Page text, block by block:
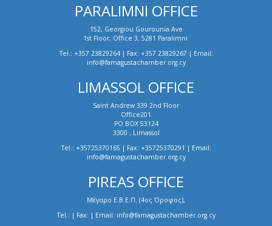
PARALIMNI OFFICE
152, Georgiou Gourounia Ave
1st Floor, Office 3, 5281 Paralimni
Tel.: +357 23829264 | Fax: +357 23829267 | Email:
info@famagustachamber.org.cy
LIMASSOL OFFICE
Saint Andrew 339 2nd Floor
Office201
PO BOX 53124
3300 , Limassol
Tel.: +35725370165 | Fax: +35725370291 | Email:
info@famagustachamber.org.cy
PIREAS OFFICE
Μέγαρο Ε.Β.Ε.Π. (4ος Όροφος),
Tel.: | Fax: | Email: info@famagustachamber.org.cy